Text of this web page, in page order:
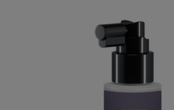
Ökologie